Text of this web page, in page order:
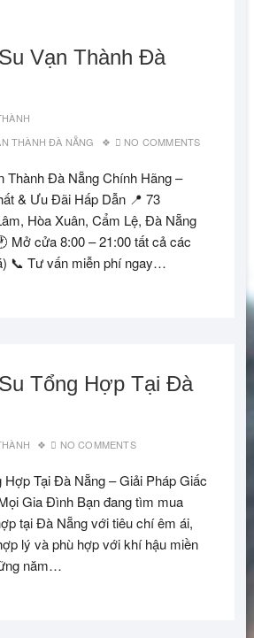
Vạn Thành Đà
THÀNH ĐÀ NẴNG
NO COMMENTS
Thành Đà Nẵng Chính Hãng –
& Ưu Đãi Hấp Dẫn 📍 73
Hòa Xuân, Cẩm Lệ, Đà Nẵng
Mở cửa 8:00 – 21:00 tất cả các
📞 Tư vấn miễn phí ngay…
Tổng Hợp Tại Đà
NO COMMENTS
Hợp Tại Đà Nẵng – Giải Pháp Giấc
Gia Đình Bạn đang tìm mua
tại Đà Nẵng với tiêu chí êm ái,
lý và phù hợp với khí hậu miền
năm…